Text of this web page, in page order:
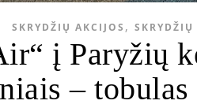
SKRYDŽIŲ AKCIJOS , SKRYDŽIŲ
į Paryžių
–